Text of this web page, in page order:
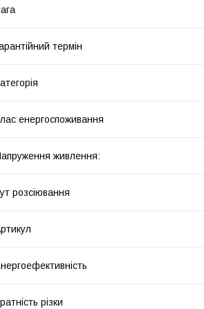
термін
енергоспоживання
живлення:
розсіювання
різки